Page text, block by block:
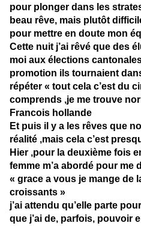
pour plonger dans les
beau rêve, mais plutôt
pour mettre en doute mon
Cette nuit j’ai rêvé que des
moi aux élections
promotion ils tournaient
répéter « tout cela c’est du
comprends ,je me trouve
Francois hollande
Et puis il y a les rêves que
réalité ,mais cela c’est
Hier ,pour la deuxième fois
femme m’a abordé pour me
« grace a vous je mange de
croissants »
j’ai attendu qu’elle parte
que j’ai de, parfois, pouvoir